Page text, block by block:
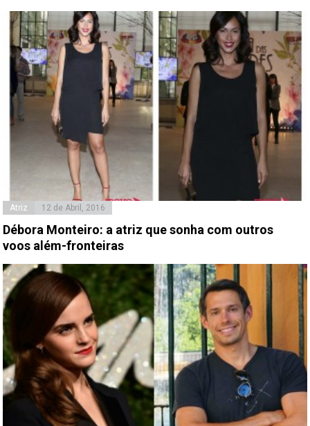
Atriz 12 de Abril, 2016
Débora Monteiro: a atriz que sonha com outros
voos além-fronteiras